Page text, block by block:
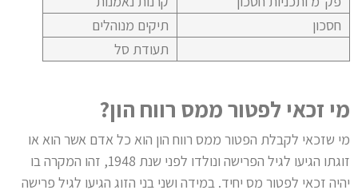
חסכון
תיקים מנוהלים
תעודת סל
מי זכאי לפטור ממס רווח הון?
מי שזכאי לקבלת הפטור ממס רווח הון הוא כל אדם אשר הוא או
זוגתו הגיעו לגיל הפרישה ונולדו לפני שנת 1948, זהו המקרה בו
יהיה זכאי לפטור מס יחיד. במידה ושני בני הזוג הגיעו לגיל פרישה